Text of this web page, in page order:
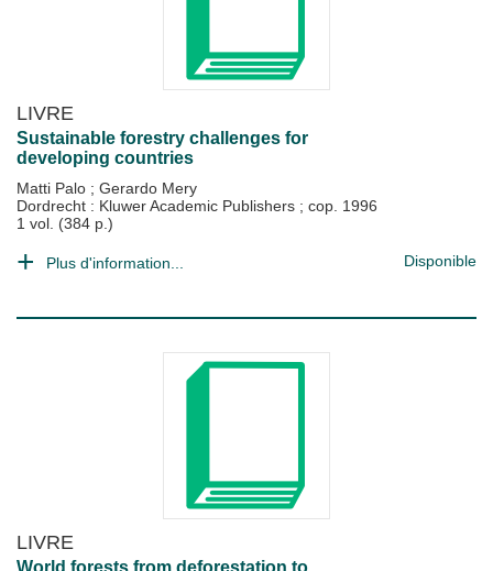
LIVRE
Sustainable forestry challenges for
developing countries
Matti Palo ; Gerardo Mery
Dordrecht : Kluwer Academic Publishers ; cop. 1996
1 vol. (384 p.)
Plus d'information... Disponible
LIVRE
World forests from deforestation to